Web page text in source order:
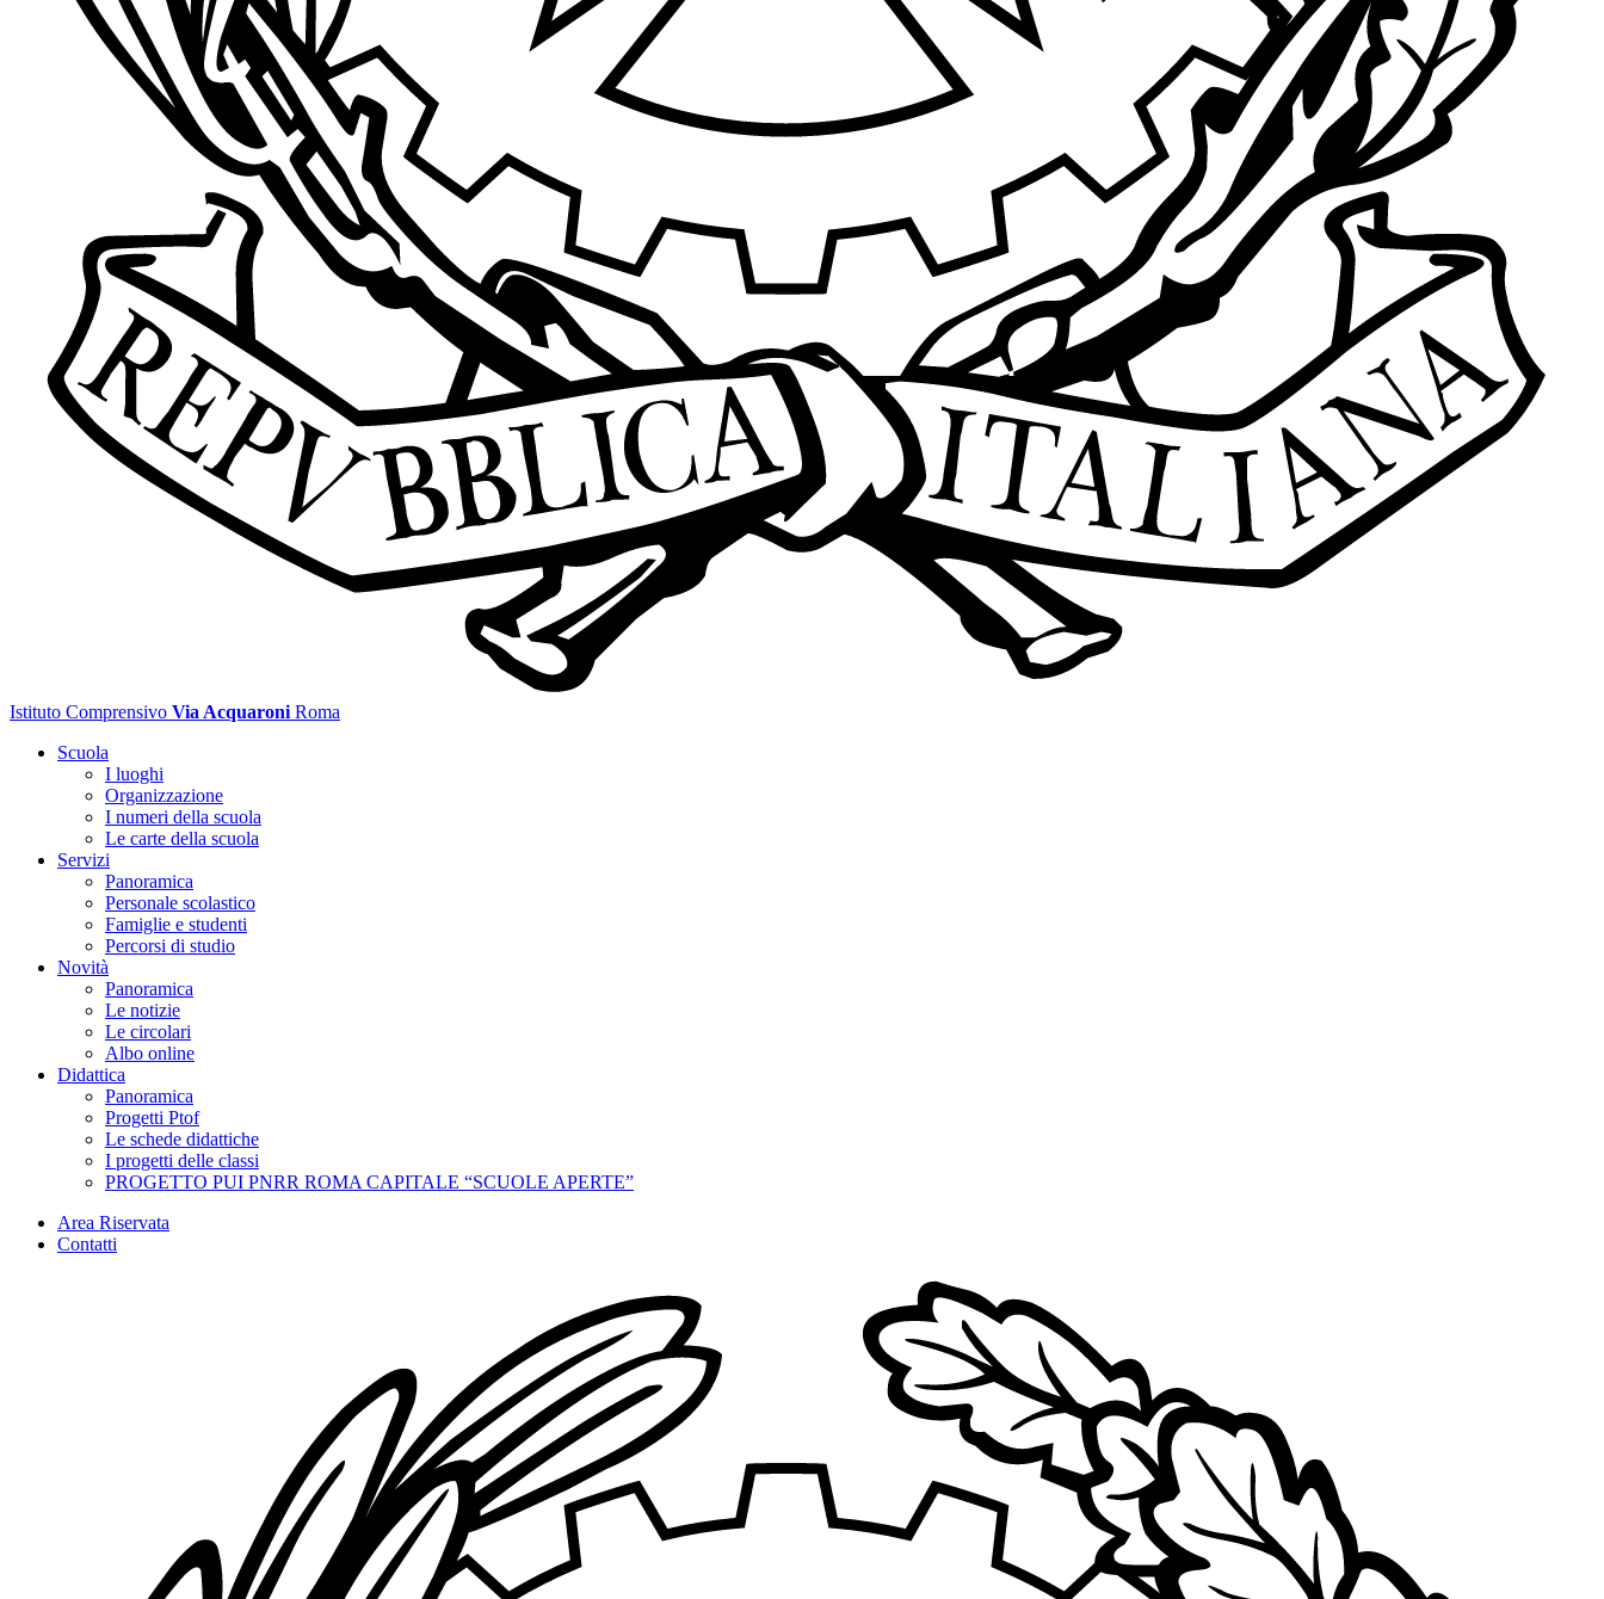
Istituto Comprensivo Via Acquaroni Roma
Scuola
I luoghi
Organizzazione
I numeri della scuola
Le carte della scuola
Servizi
Panoramica
Personale scolastico
Famiglie e studenti
Percorsi di studio
Novità
Panoramica
Le notizie
Le circolari
Albo online
Didattica
Panoramica
Progetti Ptof
Le schede didattiche
I progetti delle classi
PROGETTO PUI PNRR ROMA CAPITALE “SCUOLE APERTE”
Area Riservata
Contatti